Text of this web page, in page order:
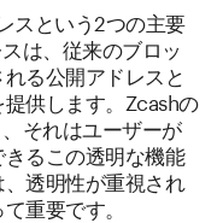
スという2つの主要
は、従来のブロッ
る公開アドレスと
供します。Zcashの
それはユーザーが
るこの透明な機能
透明性が重視され
重要です。